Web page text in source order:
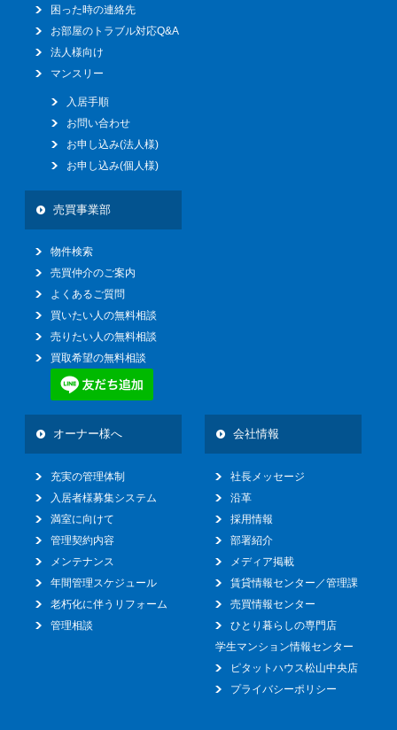
困った時の連絡先
お部屋のトラブル対応Q&A
法人様向け
マンスリー
入居手順
お問い合わせ
お申し込み(法人様)
お申し込み(個人様)
売買事業部
物件検索
売買仲介のご案内
よくあるご質問
買いたい人の無料相談
売りたい人の無料相談
買取希望の無料相談
オーナー様へ
充実の管理体制
入居者様募集システム
満室に向けて
管理契約内容
メンテナンス
年間管理スケジュール
老朽化に伴うリフォーム
管理相談
会社情報
社長メッセージ
沿革
採用情報
部署紹介
メディア掲載
賃貸情報センター／管理課
売買情報センター
ひとり暮らしの専門店
学生マンション情報センター
ピタットハウス松山中央店
プライバシーポリシー